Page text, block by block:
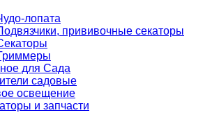
лопата
прививочные секаторы
для Сада
садовые
освещение
и запчасти